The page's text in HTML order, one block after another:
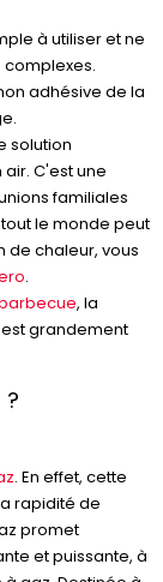
à utiliser et ne
adhésive de la
solution
C'est une
familiales
le monde peut
de chaleur, vous
.
, la
grandement
. En effet, cette
rapidité de
promet
et puissante, à